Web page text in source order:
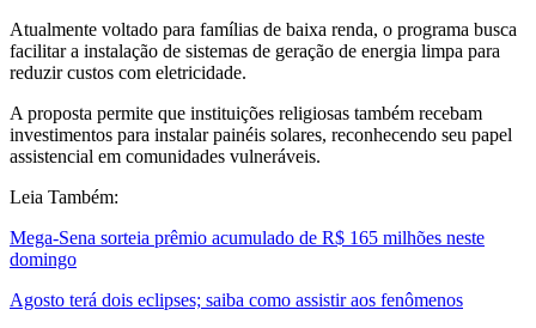
Atualmente voltado para famílias de baixa renda, o programa busca
facilitar a instalação de sistemas de geração de energia limpa para
reduzir custos com eletricidade.
A proposta permite que instituições religiosas também recebam
investimentos para instalar painéis solares, reconhecendo seu papel
assistencial em comunidades vulneráveis.
Leia Também:
Mega-Sena sorteia prêmio acumulado de R$ 165 milhões neste
domingo
Agosto terá dois eclipses; saiba como assistir aos fenômenos